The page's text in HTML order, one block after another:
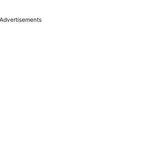
Advertisements